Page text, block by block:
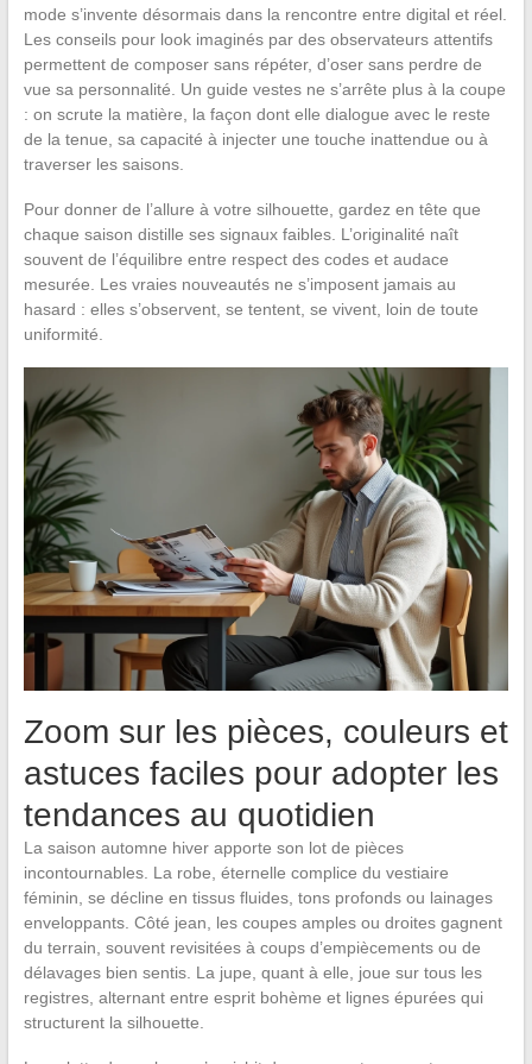
mode s’invente désormais dans la rencontre entre digital et réel.
Les conseils pour look imaginés par des observateurs attentifs
permettent de composer sans répéter, d’oser sans perdre de
vue sa personnalité. Un guide vestes ne s’arrête plus à la coupe
: on scrute la matière, la façon dont elle dialogue avec le reste
de la tenue, sa capacité à injecter une touche inattendue ou à
traverser les saisons.
Pour donner de l’allure à votre silhouette, gardez en tête que
chaque saison distille ses signaux faibles. L’originalité naît
souvent de l’équilibre entre respect des codes et audace
mesurée. Les vraies nouveautés ne s’imposent jamais au
hasard : elles s’observent, se tentent, se vivent, loin de toute
uniformité.
Zoom sur les pièces, couleurs et
astuces faciles pour adopter les
tendances au quotidien
La saison automne hiver apporte son lot de pièces
incontournables. La robe, éternelle complice du vestiaire
féminin, se décline en tissus fluides, tons profonds ou lainages
enveloppants. Côté jean, les coupes amples ou droites gagnent
du terrain, souvent revisitées à coups d’empiècements ou de
délavages bien sentis. La jupe, quant à elle, joue sur tous les
registres, alternant entre esprit bohème et lignes épurées qui
structurent la silhouette.